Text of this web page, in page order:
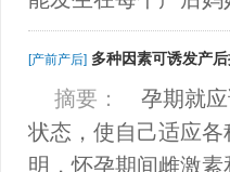
[产前产后] 多种因素可诱发产
摘要：
孕期就应
状态，使自己适应
明，怀孕期间雌激